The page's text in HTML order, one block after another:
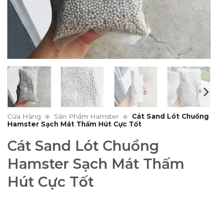
Cửa Hàng ◈ Sản Phẩm Hamster ◈ Cát Sand Lót Chuồng
Hamster Sạch Mát Thấm Hút Cực Tốt
Cát Sand Lót Chuồng
Hamster Sạch Mát Thấm
Hút Cực Tốt